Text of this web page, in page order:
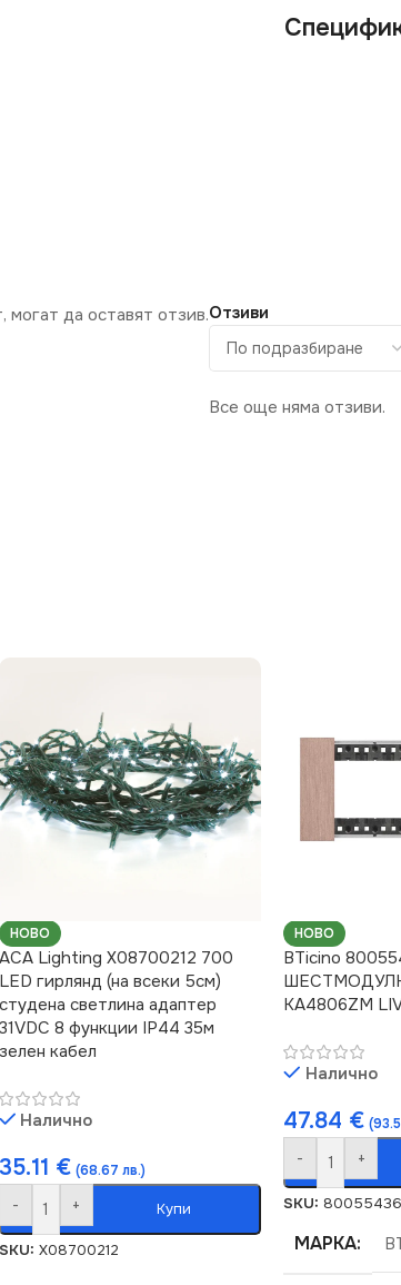
Отзиви
Все още няма отзиви.
могат да оставят отзив.
НОВО
ACA Lighting X08700212 700
LED гирлянд (на всеки 5см)
студена светлина адаптер
31VDC 8 функции IP44 35м
зелен кабел
Налично
35.11 € (68.67 лв.)
- + Купи
SKU: X08700212
НОВО
BTicino
KA4806ZM
Налично
47.84 €
- +
SKU:
МАРКА